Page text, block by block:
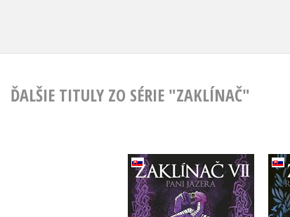
ĎALŠIE TITULY ZO SÉRIE "ZAKLÍNAČ"
Zaklínač VII Pani
Jazera (CD)
Andrzej Sapkowski